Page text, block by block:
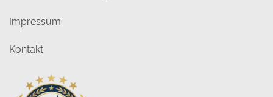
Impressum
Kontakt